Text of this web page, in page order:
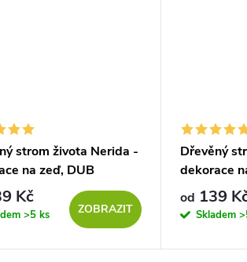
strom života Nerida -
na zeď, DUB
Kč
>5 ks ZOBRAZIT
Dřevěný
dekorace
od 139
Skladem